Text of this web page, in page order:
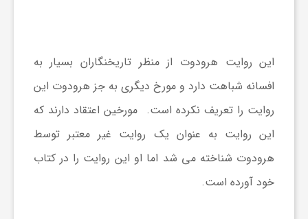
این روایت هرودوت از منظر تاریخنگاران بسیار به
افسانه شباهت دارد و مورخ دیگری به جز هرودوت این
روایت را تعریف نکرده است. مورخین اعتقاد دارند که
این روایت به عنوان یک روایت غیر معتبر توسط
هرودوت شناخته می شد اما او این روایت را در کتاب
خود آورده است.